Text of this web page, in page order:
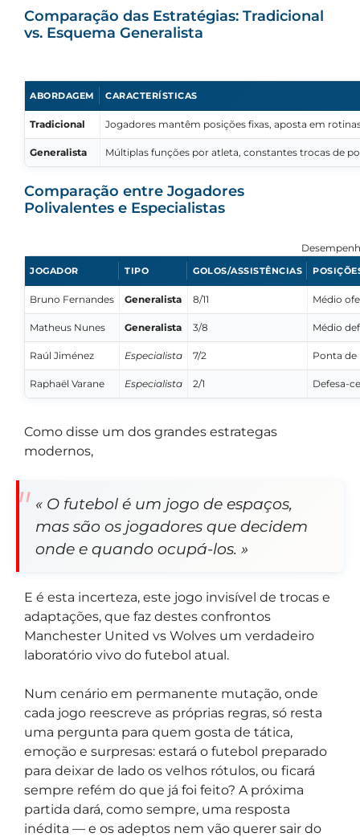
Comparação das Estratégias: Tradicional
vs. Esquema Generalista
ABORDAGEM CARACTERÍSTICAS
Tradicional Jogadores mantêm posições fixas, aposta em
Generalista Múltiplas funções por atleta, constantes trocas de
Comparação entre Jogadores
Polivalentes e Especialistas
JOGADOR TIPO GOLOS/ASSISTÊNCIAS
Bruno Fernandes Generalista 8/11 Médio
Matheus Nunes Generalista 3/8 Médio
Raúl Jiménez Especialista 7/2 Ponta de
Raphaël Varane Especialista 2/1 Defesa-
Como disse um dos grandes estrategas
modernos,
« O futebol é um jogo de espaços,
mas são os jogadores que decidem
onde e quando ocupá-los. »
E é esta incerteza, este jogo invisível de trocas e
adaptações, que faz destes confrontos
Manchester United vs Wolves um verdadeiro
laboratório vivo do futebol atual.
Num cenário em permanente mutação, onde
cada jogo reescreve as próprias regras, só resta
uma pergunta para quem gosta de tática,
emoção e surpresas: estará o futebol preparado
para deixar de lado os velhos rótulos, ou ficará
sempre refém do que já foi feito? A próxima
partida dará, como sempre, uma resposta
inédita — e os adeptos nem vão querer sair do